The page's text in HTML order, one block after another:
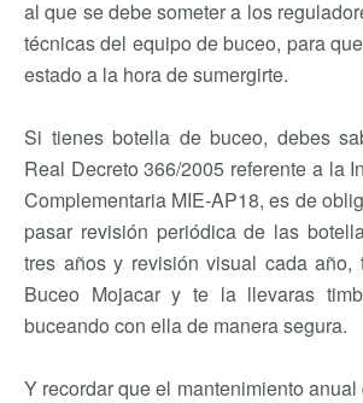
al que se debe someter a los
técnicas del equipo de buceo, para
estado a la hora de sumergirte.
Si tienes botella de buceo, debes
Real Decreto 366/2005 referente a la
Complementaria MIE-AP18, es de
pasar revisión periódica de las
tres años y revisión visual cada año,
Buceo Mojacar y te la llevaras
buceando con ella de manera segura.
Y recordar que el mantenimiento